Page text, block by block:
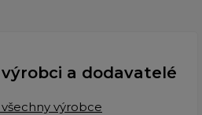
a dodavatelé
výrobce